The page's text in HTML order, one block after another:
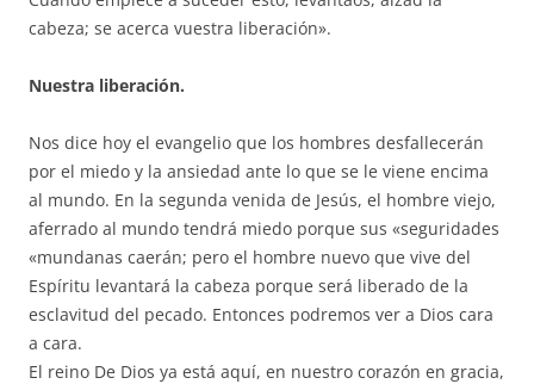
cabeza; se acerca vuestra liberación».
Nuestra liberación.
Nos dice hoy el evangelio que los hombres desfallecerán
por el miedo y la ansiedad ante lo que se le viene encima
al mundo. En la segunda venida de Jesús, el hombre viejo,
aferrado al mundo tendrá miedo porque sus «seguridades
«mundanas caerán; pero el hombre nuevo que vive del
Espíritu levantará la cabeza porque será liberado de la
esclavitud del pecado. Entonces podremos ver a Dios cara
a cara.
El reino De Dios ya está aquí, en nuestro corazón en gracia,